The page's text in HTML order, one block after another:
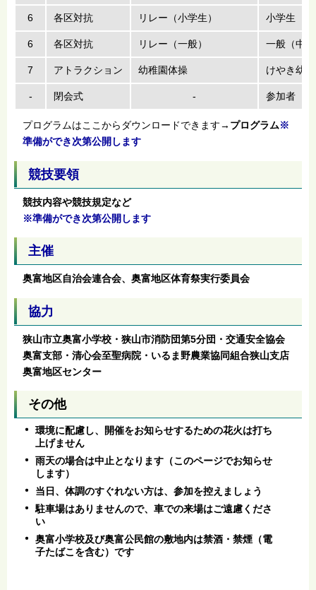
6 各区対抗 リレー（小学生） 小学生（
6 各区対抗 リレー（一般） 一般（中
7 アトラクション 幼稚園体操 けやき幼
- 閉会式 - 参加者
プログラムはここからダウンロードできます→ プログラム※
準備ができ次第公開します
競技要領
競技内容や競技規定など
※準備ができ次第公開します
主催
奥富地区自治会連合会、奥富地区体育祭実行委員会
協力
狭山市立奥富小学校・狭山市消防団第5分団・交通安全協会
奥富支部・清心会至聖病院・いるま野農業協同組合狭山支店
奥富地区センター
その他
環境に配慮し、開催をお知らせするための花火は打ち
上げません
雨天の場合は中止となります（このページでお知らせ
します）
当日、体調のすぐれない方は、参加を控えましょう
駐車場はありませんので、車での来場はご遠慮くださ
い
奥富小学校及び奥富公民館の敷地内は禁酒・禁煙（電
子たばこを含む）です